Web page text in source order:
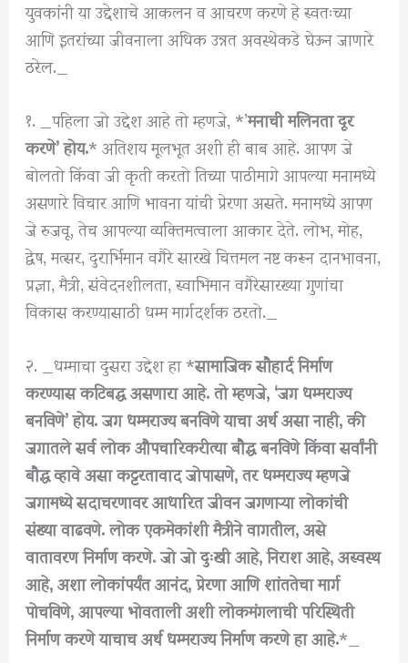
युवकांनी या उद्देशाचे आकलन व आचरण करणे हे स्वतःच्या
आणि इतरांच्या जीवनाला अधिक उन्नत अवस्थेकडे घेऊन जाणारे
ठरेल._
१. _पहिला जो उद्देश आहे तो म्हणजे, *’मनाची मलिनता दूर
करणे’ होय.* अतिशय मूलभूत अशी ही बाब आहे. आपण जे
बोलतो किंवा जी कृती करतो तिच्या पाठीमागे आपल्या मनामध्ये
असणारे विचार आणि भावना यांची प्रेरणा असते. मनामध्ये आपण
जे रुजवू, तेच आपल्या व्यक्तिमत्वाला आकार देते. लोभ, मोह,
द्वेष, मत्सर, दुरार्भिमान वगैरे सारखे चित्तमल नष्ट करून दानभावना,
प्रज्ञा, मैत्री, संवेदनशीलता, स्वाभिमान वगैरेसारख्या गुणांचा
विकास करण्यासाठी धम्म मार्गदर्शक ठरतो._
२. _धम्माचा दुसरा उद्देश हा *सामाजिक सौहार्द निर्माण
करण्यास कटिबद्ध असणारा आहे. तो म्हणजे, ‘जग धम्मराज्य
बनविणे’ होय. जग धम्मराज्य बनविणे याचा अर्थ असा नाही, की
जगातले सर्व लोक औपचारिकरीत्या बौद्ध बनविणे किंवा सर्वांनी
बौद्ध व्हावे असा कट्टरतावाद जोपासणे, तर धम्मराज्य म्हणजे
जगामध्ये सदाचरणावर आधारित जीवन जगणाऱ्या लोकांची
संख्या वाढवणे. लोक एकमेकांशी मैत्रीने वागतील, असे
वातावरण निर्माण करणे. जो जो दुःखी आहे, निराश आहे, अस्वस्थ
आहे, अशा लोकांपर्यंत आनंद, प्रेरणा आणि शांततेचा मार्ग
पोचविणे, आपल्या भोवताली अशी लोकमंगलाची परिस्थिती
निर्माण करणे याचाच अर्थ धम्मराज्य निर्माण करणे हा आहे.*_